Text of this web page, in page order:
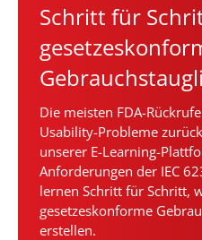
Schritt für
Die meisten FDA-
Usability-Probleme
unserer E-Learning-
Anforderungen der IEC
lernen Schritt für Schritt,
gesetzeskonforme
erstellen.